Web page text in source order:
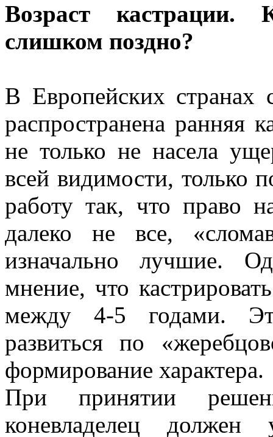
Возраст
слишком поздно?
В Европейских странах
распространена ранняя
не только не насела
всей видимости, только
работу так, что право
далеко не все,
изначально лучшие.
мнение, что
между 4-5 годами.
развиться по
формирование характера.
При принятии
коневладелец